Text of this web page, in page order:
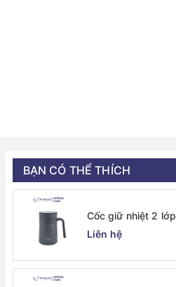
BẠN CÓ THỂ THÍCH
Cốc giữ nhiệt 2 lớp
inox Kaiyo kèm lõi
lọc trà 350ml, màu
Liên hệ